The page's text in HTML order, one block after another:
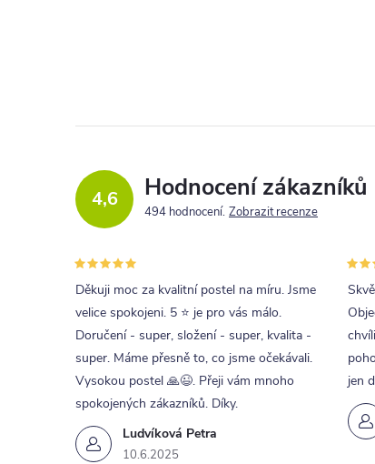
4,6 Hodnocení zákazníků
494 hodnocení Zobrazit recenze
Ludvíková Petra
10.6.2025
Děkuji moc za kvalitní postel na míru. Jsme
velice spokojeni. 5 ⭐ je pro vás málo.
Doručení - super, složení - super, kvalita -
super. Máme přesně to, co jsme očekávali.
Vysokou postel 🙏😉. Přeji vám mnoho
spokojených zákazníků. Díky.
jen